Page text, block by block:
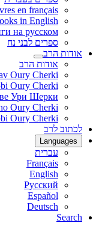
en français
in English
на русском
ספרים לבני נח
אודות הרב
אודות הרב
Oury Cherki
Oury Cherki
Ури Шерки
Oury Cherki
Oury Cherki
לכתוב לרב
Languages
עברית
Français
English
Русский
Español
Deutsch
Search